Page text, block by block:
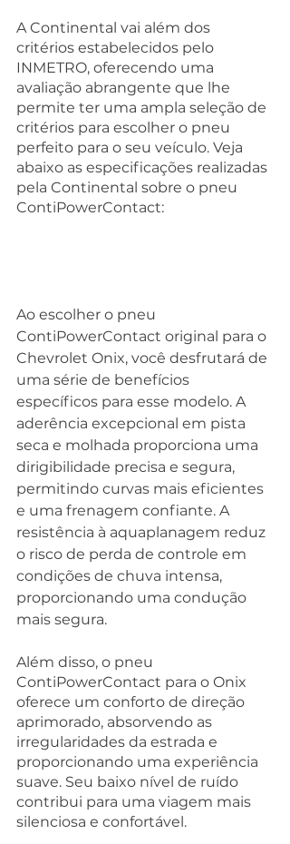
A Continental vai além dos
critérios estabelecidos pelo
INMETRO, oferecendo uma
avaliação abrangente que lhe
permite ter uma ampla seleção de
critérios para escolher o pneu
perfeito para o seu veículo. Veja
abaixo as especificações realizadas
pela Continental sobre o pneu
ContiPowerContact:
Ao escolher o pneu
ContiPowerContact original para o
Chevrolet Onix, você desfrutará de
uma série de benefícios
específicos para esse modelo. A
aderência excepcional em pista
seca e molhada proporciona uma
dirigibilidade precisa e segura,
permitindo curvas mais eficientes
e uma frenagem confiante. A
resistência à aquaplanagem reduz
o risco de perda de controle em
condições de chuva intensa,
proporcionando uma condução
mais segura.
Além disso, o pneu
ContiPowerContact para o Onix
oferece um conforto de direção
aprimorado, absorvendo as
irregularidades da estrada e
proporcionando uma experiência
suave. Seu baixo nível de ruído
contribui para uma viagem mais
silenciosa e confortável.